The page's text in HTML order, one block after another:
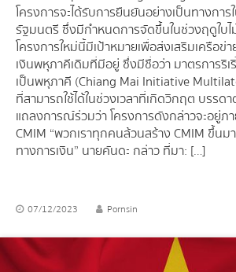
โครงการจะได้รับการยืนยันอย่างเป็นทางการ
รัฐมนตรี ซึ่งมีกำหนดการจัดขึ้นในช่วงฤดูใบ
โครงการใหม่นี้มีเป้าหมายเพื่อส่งเสริมเครือข่
เงินพหุภาคีเดิมที่มีอยู่ ซึ่งมีชื่อว่า มาตรการริเ
เป็นพหุภาคี (Chiang Mai Initiative
ที่สามารถใช้ได้ในช่วงเวลาที่เกิดวิกฤต บรรด
แถลงการณ์ร่วมว่า โครงการดังกล่าวจะอยู่ภ
CMIM “พวกเราทุกคนล้วนสร้าง CMIM ขึ้น
ทางการเงิน” นายคันดะ กล่าว ที่มา: […]
07/12/2023 Pornsin